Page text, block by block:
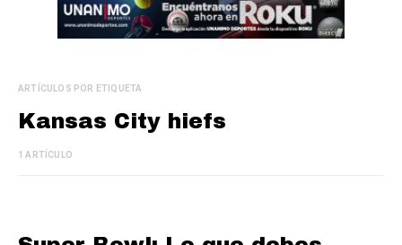
ARTÍCULOS POR ETIQUETA
Kansas City hiefs
1 ARTÍCULO